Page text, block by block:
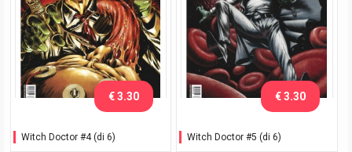
Witch Doctor #4 (di 6)
€ 3.30
Witch Doctor #5 (di 6)
€ 3.30